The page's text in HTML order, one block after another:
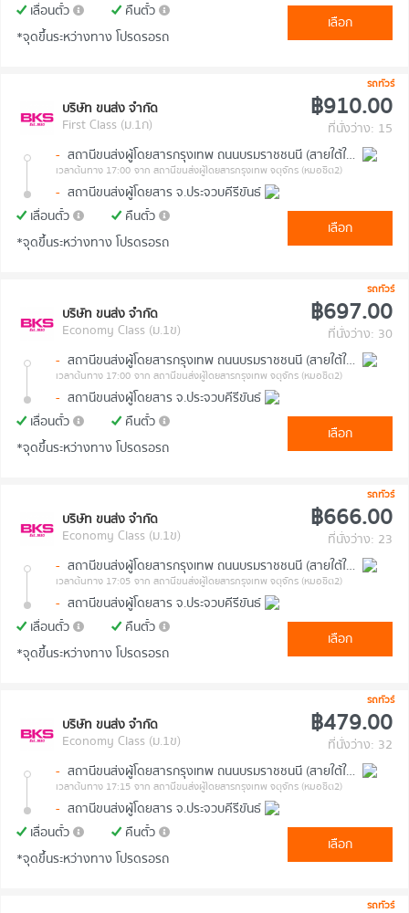
เลื่อนตั๋ว
คืนตั๋ว
*จุดขึ้นระหว่างทาง โปรดรอรถ
เลือก
รถทัวร์
บริษัท ขนส่ง จำกัด
First Class (ม.1ก)
฿910.00
ที่นั่งว่าง: 15
-
สถานีขนส่งผู้โดยสารกรุงเทพ ถนนบรมราชชนนี (สายใต้ใหม่)
เวลาต้นทาง 17:00 จาก สถานีขนส่งผู้โดยสารกรุงเทพ จตุจักร (หมอชิต2)
- สถานีขนส่งผู้โดยสาร จ.ประจวบคีรีขันธ์
เลื่อนตั๋ว
คืนตั๋ว
*จุดขึ้นระหว่างทาง โปรดรอรถ
เลือก
รถทัวร์
บริษัท ขนส่ง จำกัด
Economy Class (ม.1ข)
฿697.00
ที่นั่งว่าง: 30
-
สถานีขนส่งผู้โดยสารกรุงเทพ ถนนบรมราชชนนี (สายใต้ใหม่)
เวลาต้นทาง 17:00 จาก สถานีขนส่งผู้โดยสารกรุงเทพ จตุจักร (หมอชิต2)
- สถานีขนส่งผู้โดยสาร จ.ประจวบคีรีขันธ์
เลื่อนตั๋ว
คืนตั๋ว
*จุดขึ้นระหว่างทาง โปรดรอรถ
เลือก
รถทัวร์
บริษัท ขนส่ง จำกัด
Economy Class (ม.1ข)
฿666.00
ที่นั่งว่าง: 23
-
สถานีขนส่งผู้โดยสารกรุงเทพ ถนนบรมราชชนนี (สายใต้ใหม่)
เวลาต้นทาง 17:05 จาก สถานีขนส่งผู้โดยสารกรุงเทพ จตุจักร (หมอชิต2)
- สถานีขนส่งผู้โดยสาร จ.ประจวบคีรีขันธ์
เลื่อนตั๋ว
คืนตั๋ว
*จุดขึ้นระหว่างทาง โปรดรอรถ
เลือก
รถทัวร์
บริษัท ขนส่ง จำกัด
Economy Class (ม.1ข)
฿479.00
ที่นั่งว่าง: 32
-
สถานีขนส่งผู้โดยสารกรุงเทพ ถนนบรมราชชนนี (สายใต้ใหม่)
เวลาต้นทาง 17:15 จาก สถานีขนส่งผู้โดยสารกรุงเทพ จตุจักร (หมอชิต2)
- สถานีขนส่งผู้โดยสาร จ.ประจวบคีรีขันธ์
เลื่อนตั๋ว
คืนตั๋ว
*จุดขึ้นระหว่างทาง โปรดรอรถ
เลือก
รถทัวร์